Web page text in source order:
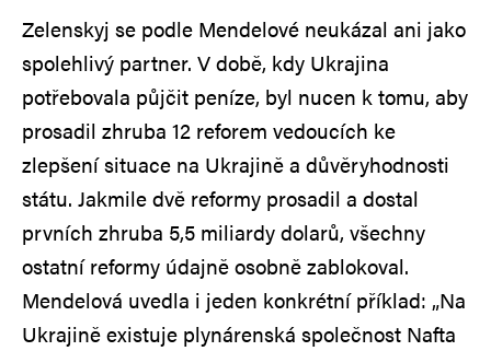
Zelenskyj se podle Mendelové neukázal ani jako
spolehlivý partner. V době, kdy Ukrajina
potřebovala půjčit peníze, byl nucen k tomu, aby
prosadil zhruba 12 reforem vedoucích ke
zlepšení situace na Ukrajině a důvěryhodnosti
státu. Jakmile dvě reformy prosadil a dostal
prvních zhruba 5,5 miliardy dolarů, všechny
ostatní reformy údajně osobně zablokoval.
Mendelová uvedla i jeden konkrétní příklad: „Na
Ukrajině existuje plynárenská společnost Nafta